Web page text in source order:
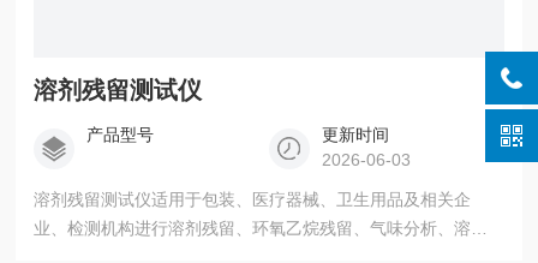
溶剂残留测试仪
产品型号
更新时间
2026-06-03
溶剂残留测试仪适用于包装、医疗器械、卫生用品及相关企
业、检测机构进行溶剂残留、环氧乙烷残留、气味分析、溶剂